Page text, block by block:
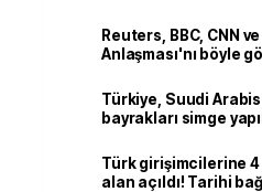
Reuters, BBC, CNN
Anlaşması'nı böyle
Türkiye, Suudi
bayrakları simge
Türk girişimcilerine
alan açıldı! Tarihi